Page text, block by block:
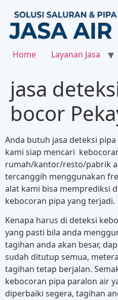
Home Layanan Jasa
jasa
bocor
Anda butuh jasa deteksi
kami siap mencari
rumah/kantor/resto/pabrik
tercanggih menggunakan
alat kami bisa memprediksi
kebocoran pipa yang terjadi.
Kenapa harus di deteksi
yang pasti bila anda
tagihan anda akan besar,
sudah ditutup semua,
tagihan tetap berjalan.
kebocoran pipa paralon air
diperbaiki segera, tagihan